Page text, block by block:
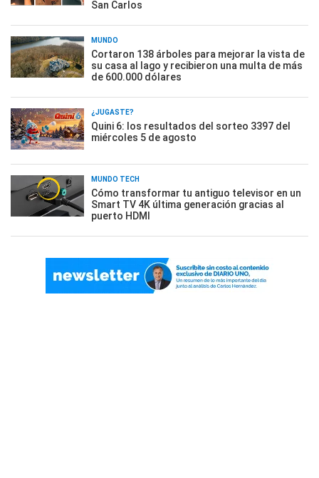
San Carlos
MUNDO
Cortaron 138 árboles para mejorar la vista de
su casa al lago y recibieron una multa de más
de 600.000 dólares
¿JUGASTE?
Quini 6: los resultados del sorteo 3397 del
miércoles 5 de agosto
MUNDO TECH
Cómo transformar tu antiguo televisor en un
Smart TV 4K última generación gracias al
puerto HDMI